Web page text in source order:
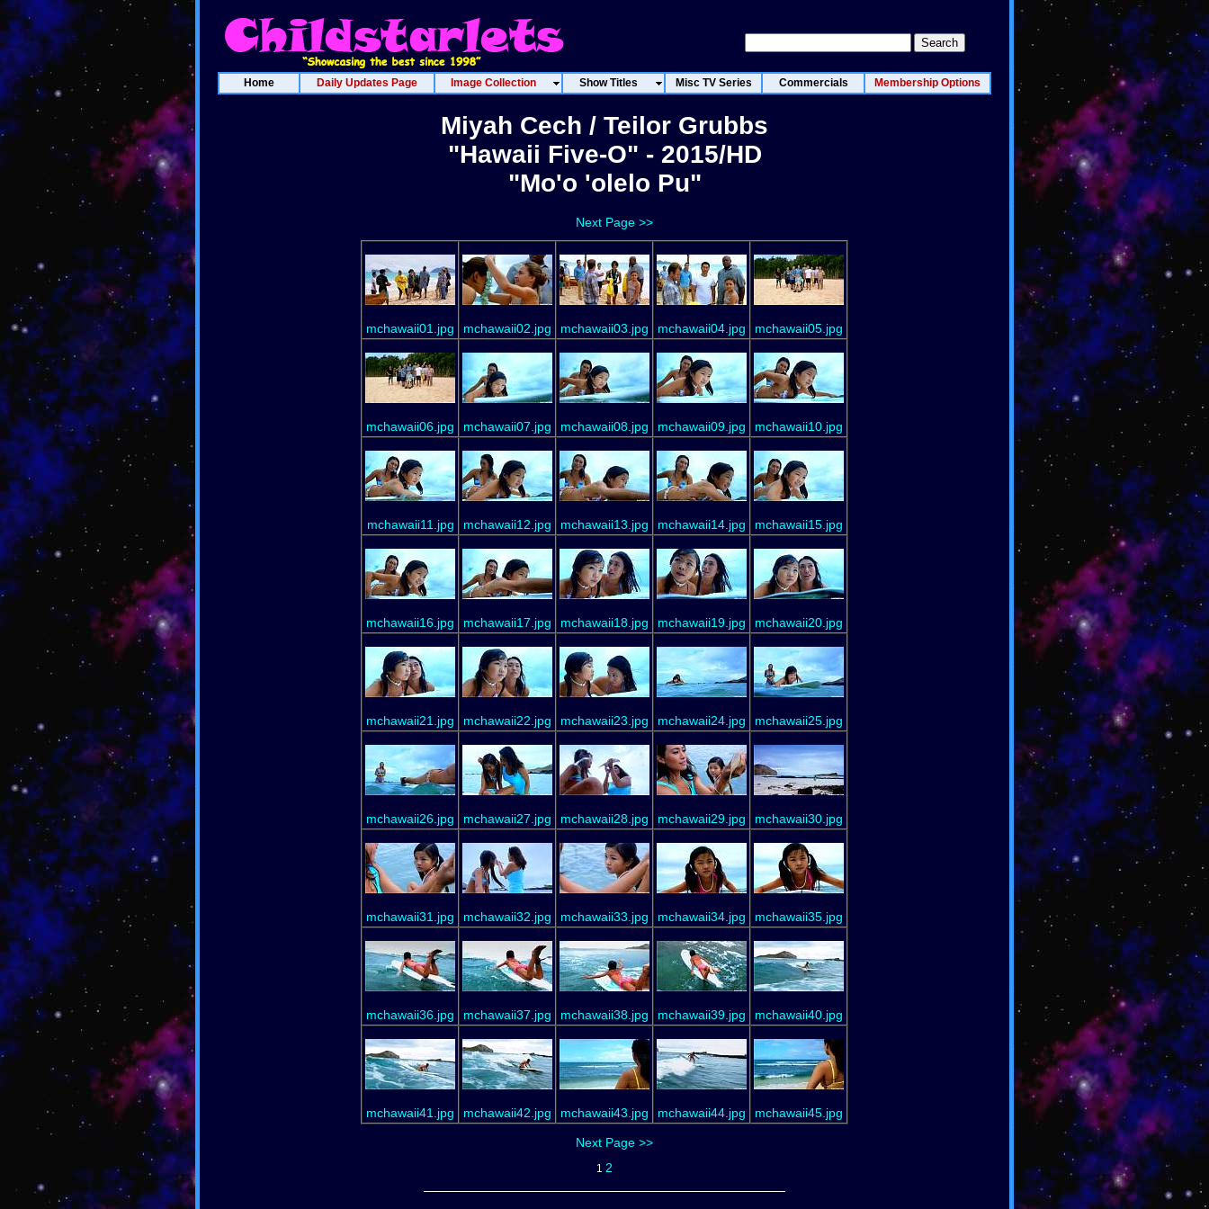
Home Daily Updates Page Image Collection Show Titles Misc TV Series Commercials Membership Options
Miyah Cech / Teilor Grubbs
"Hawaii Five-O" - 2015/HD
"Mo'o 'olelo Pu"
Next Page >>
mchawaii01.jpg mchawaii02.jpg mchawaii03.jpg mchawaii04.jpg mchawaii05.jpg
mchawaii06.jpg mchawaii07.jpg mchawaii08.jpg mchawaii09.jpg mchawaii10.jpg
mchawaii11.jpg mchawaii12.jpg mchawaii13.jpg mchawaii14.jpg mchawaii15.jpg
mchawaii16.jpg mchawaii17.jpg mchawaii18.jpg mchawaii19.jpg mchawaii20.jpg
mchawaii21.jpg mchawaii22.jpg mchawaii23.jpg mchawaii24.jpg mchawaii25.jpg
mchawaii26.jpg mchawaii27.jpg mchawaii28.jpg mchawaii29.jpg mchawaii30.jpg
mchawaii31.jpg mchawaii32.jpg mchawaii33.jpg mchawaii34.jpg mchawaii35.jpg
mchawaii36.jpg mchawaii37.jpg mchawaii38.jpg mchawaii39.jpg mchawaii40.jpg
mchawaii41.jpg mchawaii42.jpg mchawaii43.jpg mchawaii44.jpg mchawaii45.jpg
Next Page >>
1 2